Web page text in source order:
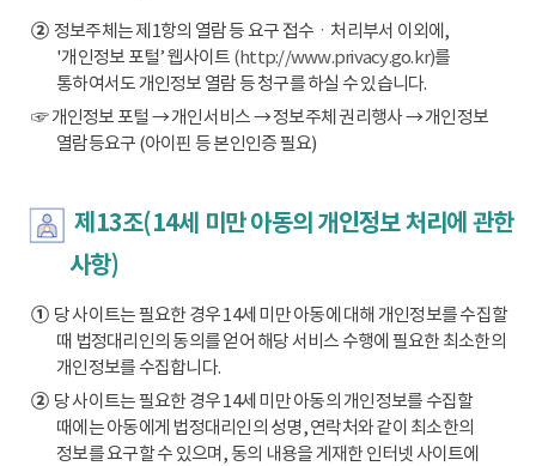
②정보주체는 제1항의 열람 등 요구 접수ㆍ처리부서 이외에,
'개인정보 포털’ 웹사이트 (http://www.privacy.go.kr)를
통하여서도 개인정보 열람 등 청구를 하실 수 있습니다.
☞ 개인정보 포털 → 개인서비스 → 정보주체 권리행사 → 개인정보
열람등요구 (아이핀 등 본인인증 필요)
제13조(14세 미만 아동의 개인정보 처리에 관한
사항)
①당 사이트는 필요한 경우 14세 미만 아동에 대해 개인정보를 수집할
때 법정대리인의 동의를 얻어 해당 서비스 수행에 필요한 최소한의
개인정보를 수집합니다.
②당 사이트는 필요한 경우 14세 미만 아동의 개인정보를 수집할
때에는 아동에게 법정대리인의 성명, 연락처와 같이 최소한의
정보를 요구할 수 있으며, 동의 내용을 게재한 인터넷 사이트에